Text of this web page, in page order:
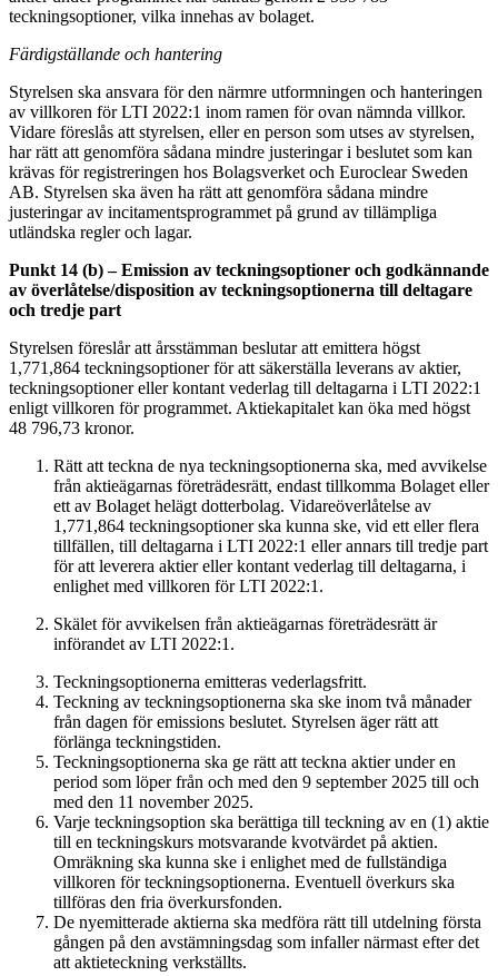
teckningsoptioner, vilka innehas av bolaget.
Färdigställande och hantering
Styrelsen ska ansvara för den närmre utformningen och hanteringen
av villkoren för LTI 2022:1 inom ramen för ovan nämnda villkor.
Vidare föreslås att styrelsen, eller en person som utses av styrelsen,
har rätt att genomföra sådana mindre justeringar i beslutet som kan
krävas för registreringen hos Bolagsverket och Euroclear Sweden
AB. Styrelsen ska även ha rätt att genomföra sådana mindre
justeringar av incitamentsprogrammet på grund av tillämpliga
utländska regler och lagar.
Punkt 14 (b) – Emission av teckningsoptioner och godkännande
av överlåtelse/disposition av teckningsoptionerna till deltagare
och tredje part
Styrelsen föreslår att årsstämman beslutar att emittera högst
1,771,864 teckningsoptioner för att säkerställa leverans av aktier,
teckningsoptioner eller kontant vederlag till deltagarna i LTI 2022:1
enligt villkoren för programmet. Aktiekapitalet kan öka med högst
48 796,73 kronor.
Rätt att teckna de nya teckningsoptionerna ska, med avvikelse
från aktieägarnas företrädesrätt, endast tillkomma Bolaget eller
ett av Bolaget helägt dotterbolag. Vidareöverlåtelse av
1,771,864 teckningsoptioner ska kunna ske, vid ett eller flera
tillfällen, till deltagarna i LTI 2022:1 eller annars till tredje part
för att leverera aktier eller kontant vederlag till deltagarna, i
enlighet med villkoren för LTI 2022:1.
Skälet för avvikelsen från aktieägarnas företrädesrätt är
införandet av LTI 2022:1.
Teckningsoptionerna emitteras vederlagsfritt.
Teckning av teckningsoptionerna ska ske inom två månader
från dagen för emissions beslutet. Styrelsen äger rätt att
förlänga teckningstiden.
Teckningsoptionerna ska ge rätt att teckna aktier under en
period som löper från och med den 9 september 2025 till och
med den 11 november 2025.
Varje teckningsoption ska berättiga till teckning av en (1) aktie
till en teckningskurs motsvarande kvotvärdet på aktien.
Omräkning ska kunna ske i enlighet med de fullständiga
villkoren för teckningsoptionerna. Eventuell överkurs ska
tillföras den fria överkursfonden.
De nyemitterade aktierna ska medföra rätt till utdelning första
gången på den avstämningsdag som infaller närmast efter det
att aktieteckning verkställts.